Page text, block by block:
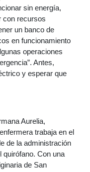
sin energía,
con recursos
un banco de
en funcionamiento
operaciones
Antes,
y esperar que
Aurelia,
trabaja en el
de la administración
quirófano. Con una
de San